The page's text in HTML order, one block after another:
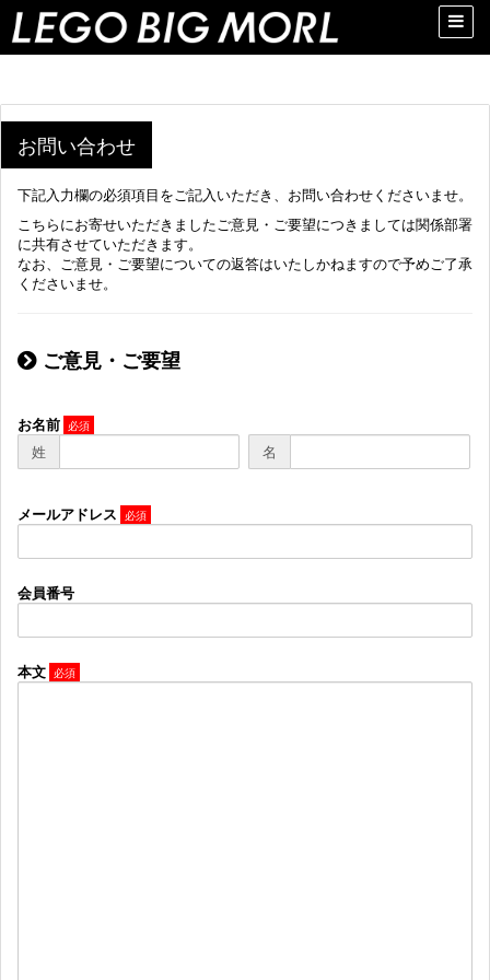
Toggle
お問い合わせ
下記入力欄の必須項目をご記入いただき、お問い合わせくださいませ。
こちらにお寄せいただきましたご意見・ご要望につきましては関係部署
に共有させていただきます。
なお、ご意見・ご要望についての返答はいたしかねますので予めご了承
くださいませ。
ご意見・ご要望
お名前
姓
名
メールアドレス
会員番号
本文